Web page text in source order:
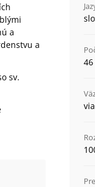
a
a
sv.